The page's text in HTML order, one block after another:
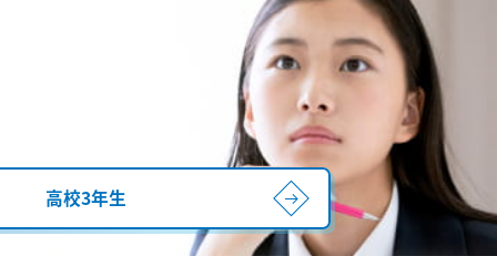
高校3年生